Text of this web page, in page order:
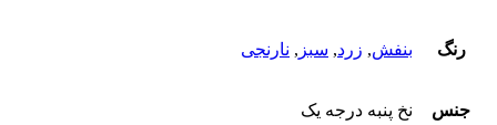
رنگ بنفش, زرد, سبز , نارنجی
جنس نخ پنبه درجه یک